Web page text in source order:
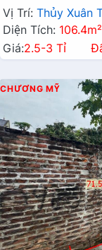
Các Cấp
Vị Trí: Thủy Xuân
Diện Tích: 106.4m²
Giá:2.5-3 Tỉ
CHƯƠNG MỸ